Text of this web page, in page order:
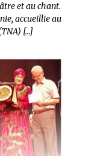
et au chant.
accueillie au
[…]